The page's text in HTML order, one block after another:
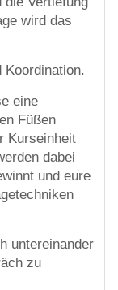
wird das
Koordination.
eine
Füßen
Kurseinheit
dabei
und eure
untereinander
zu